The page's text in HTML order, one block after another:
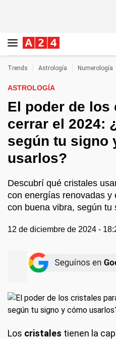
Trends Astrología Numerología
ASTROLOGÍA
El poder de los
cerrar el 2024:
según tu signo
usarlos?
Descubrí qué cristales
con energías renovadas y
con buena vibra, según tu
12 de diciembre de 2024 -
Los cristales tienen la